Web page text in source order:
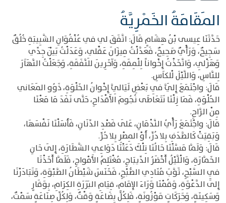
المَقَامَةُ الخَمْرِيَّةُ
حَدَّثَنَا عِيسى بْنُ هِشَامٍ قَالَ: اتَّفَقَ ليِ في عُنْفُوَانِ الشَّبِيبَةِ خُلُقٌ
سَجِيحٌ، وَرَأْيٌ صَحِيحٌ، فَعَدَّلْتُ مِيزَانَ عَقْليِ، وَعَدَلْتُ بَيْنَ جِدِّي
وَهَزْلِي، وَاتَّخَذْتُ إِخْواناً لِلْمِقَةِ، وَآخَرِينَ للنَّفَقَةِ، وَجَعَلْتُ النَّهَاَرَ
لِلنَّاسِ، وَاللَّيْلَ لْلكاَسِ.
قَالَ: واجْتَمَعَ إِلَيَّ فِي بَعْضِ لَيَالِيَّ إِخْوانُ الخَلْوَةِ، ذَوُو المَعَاني
الحُلْوَةِ، فَمَا زِلْنَا نَتَعَاطَى نُجُومَ الأَقْدَاحِ، حَتَّى نَفَدَ مَا مَعْنَا
مِنْ الرَّاحِ.
قَالَ: واجْتَمَعَ رَأْيُ النَّدْمَانِ، عَلَى فَصْدِ الدِّنَانِ، فَأَسَلْنَا نَفْسَهَا،
وَبَقِيَتْ كَالصَّدَفِ بِلا دُرٍّ، أَوْ المِصْرِ بِلا حُرٍّ.
قَالَ: وَلَمَّا مَسَّتْنَا حَالُنَا تِلْكَ دَعَتْنَا دَوَاعِي الشَّطَارَةِ، إِلَى حَانِ
الخَمَّارَةِ، وَالْلَّيْلُ أَخْضَرُ الدِّيبَاجِ، مُغْتَلِمُ الأَمْواجِ، فَلَمَّا أَخَذْنَا
فِي السَّبْحِ، ثَوَّبَ مُنَادِي الصُّبْحِ، فَخَنَسَ شَيْطَانُ الصَّبْوَةِ، وَتَبَادَرْنَا
إِلَى الدَّعْوَةِ، وَقُمْنَا وَرَاءَ الإِمَامِ، قِيَامِ البَرَرَةِ الكِرَامِ، بِوَقَارٍ
وَسَكِينَةٍ، وَحَرَكَاتٍ مَوْزُونَةٍ، فَلِكُلِّ بِضَاعَةٍ وَقْتٌ، وَلِكُلِّ صِنَاعَةٍ سَمْتٌ،